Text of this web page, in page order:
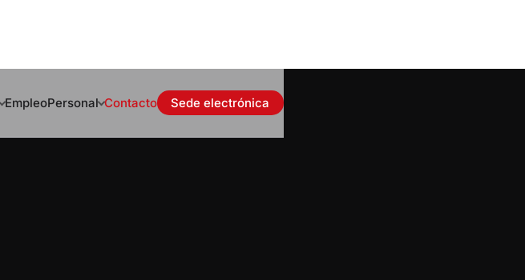
EmpleoPersonal Contacto Sede electrónica